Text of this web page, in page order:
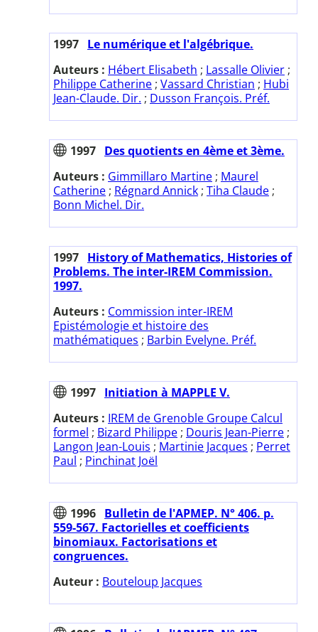
1997 Le numérique et l'algébrique.
Auteurs : Hébert Elisabeth ; Lassalle Olivier ;
Philippe Catherine ; Vassard Christian ; Hubi
Jean-Claude. Dir. ; Dusson François. Préf.
1997 Des quotients en 4ème et 3ème.
Auteurs : Gimmillaro Martine ; Maurel
Catherine ; Régnard Annick ; Tiha Claude ;
Bonn Michel. Dir.
1997 History of Mathematics, Histories of
Problems. The inter-IREM Commission.
1997.
Auteurs : Commission inter-IREM
Epistémologie et histoire des
mathématiques ; Barbin Evelyne. Préf.
1997 Initiation à MAPPLE V.
Auteurs : IREM de Grenoble Groupe Calcul
formel ; Bizard Philippe ; Douris Jean-Pierre ;
Langon Jean-Louis ; Martinie Jacques ; Perret
Paul ; Pinchinat Joël
1996 Bulletin de l'APMEP. N° 406. p.
559-567. Factorielles et coefficients
binomiaux. Factorisations et
congruences.
Auteur : Bouteloup Jacques